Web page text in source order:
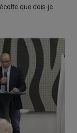
que dois-je